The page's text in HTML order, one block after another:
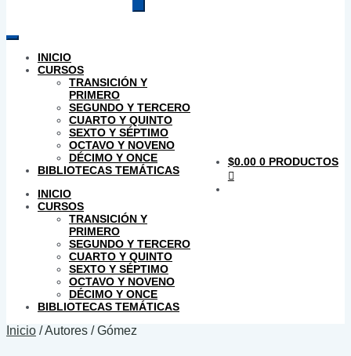
productos
INICIO
CURSOS
TRANSICIÓN Y
PRIMERO
SEGUNDO Y TERCERO
CUARTO Y QUINTO
SEXTO Y SÉPTIMO
OCTAVO Y NOVENO
DÉCIMO Y ONCE
BIBLIOTECAS TEMÁTICAS
INICIO
CURSOS
TRANSICIÓN Y
PRIMERO
SEGUNDO Y TERCERO
CUARTO Y QUINTO
SEXTO Y SÉPTIMO
OCTAVO Y NOVENO
DÉCIMO Y ONCE
BIBLIOTECAS TEMÁTICAS
$0.00 0 PRODUCTOS
Inicio /Autores /Gómez